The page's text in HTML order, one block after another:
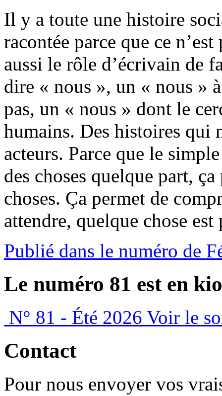
Il y a toute une histoire
racontée parce que ce
aussi le rôle d’écrivain de
dire « nous », un « nous »
pas, un « nous » dont le
humains. Des histoires qui
acteurs. Parce que le
des choses quelque part,
choses. Ça permet de
attendre, quelque chose est
Publié dans le numéro de
Le numéro 81 est en
N° 81 - Été 2026 Voir le
Contact
Pour nous envoyer vos